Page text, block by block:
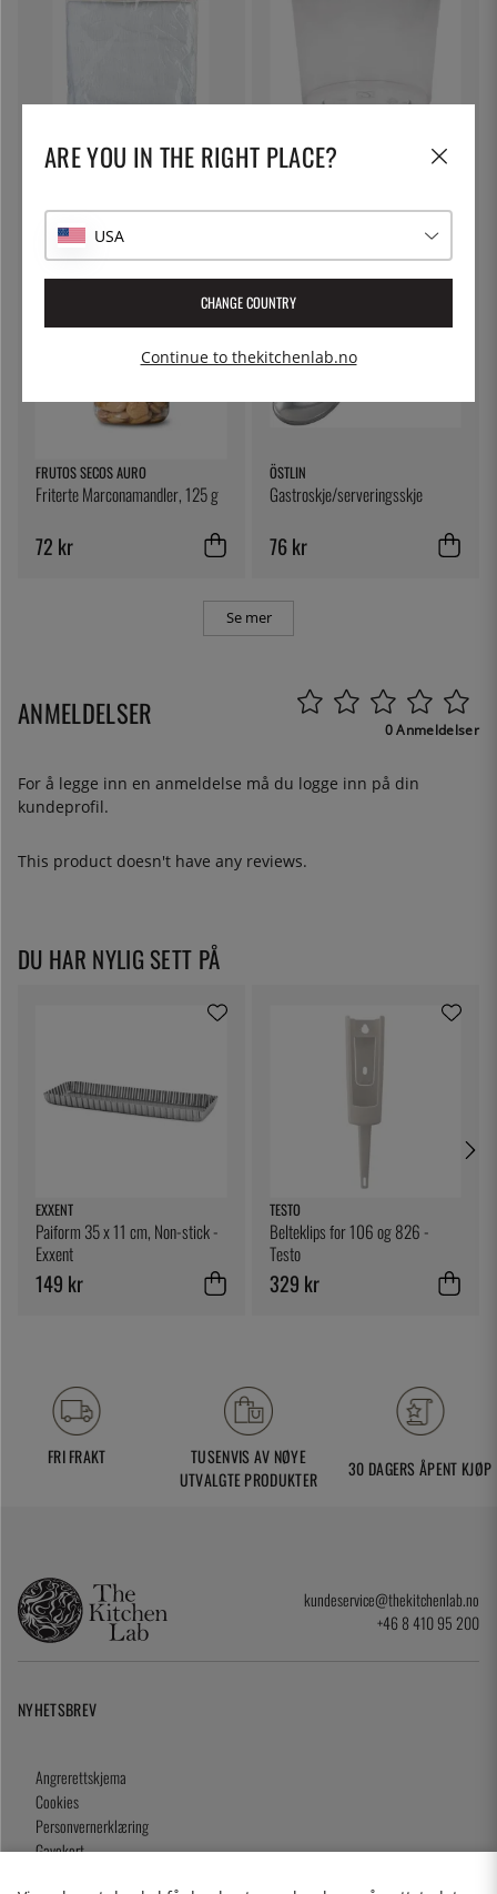
Osteklede, filterduk - Kitchen
87 kr
Deli container 72cl
15 kr
FRUTOS SECOS AURO
Friterte Marconamandler, 125 g
72 kr
ÖSTLIN
Gastroskje/serveringsskje
76 kr
Se mer
ANMELDELSER 0 Anmeldelser
For å legge inn en anmeldelse må du logge inn på din
kundeprofil.
This product doesn't have any reviews.
DU HAR NYLIG SETT PÅ
EXXENT
Paiform 35 x 11 cm, Non-stick -
Exxent
149 kr
TESTO
Belteklips for 106 og 826 -
Testo
329 kr
FRI FRAKT
TUSENVIS AV NØYE
UTVALGTE PRODUKTER
30 DAGERS ÅPENT KJØP
kundeservice@thekitchenlab.no
+46 8 410 95 200
NYHETSBREV
Angrerettskjema
Cookies
Personvernerklæring
Gavekort
ARE YOU IN THE RIGHT PLACE?
USA
CHANGE COUNTRY
Continue to thekitchenlab.no